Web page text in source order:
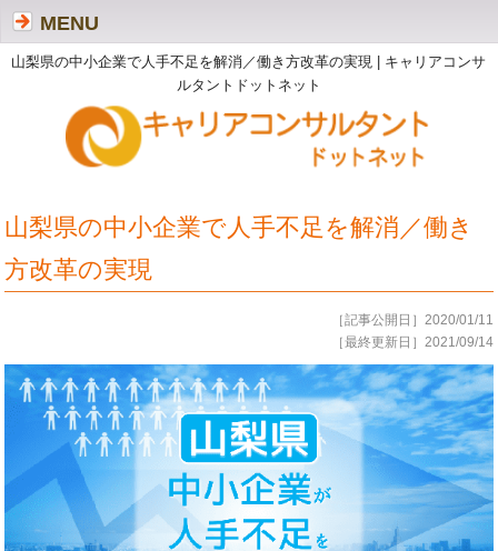
山梨県の中小企業で人手不足を解消／働き方改革の実現 | キャリアコンサ
ルタントドットネット
MENU
山梨県の中小企業で人手不足を解消／働き
方改革の実現
［記事公開日］2020/01/11
［最終更新日］2021/09/14